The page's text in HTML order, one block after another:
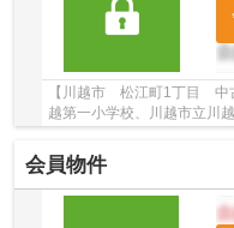
【川越市 松江町1丁目 中古マ
越第一小学校、川越市立川越
宿線・東武東上線沿線のマ
会員物件